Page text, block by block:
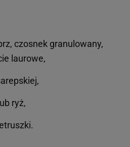
czosnek granulowany,
laurowe,
ryż,